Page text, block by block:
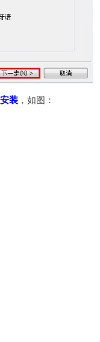
安装 ，如图：